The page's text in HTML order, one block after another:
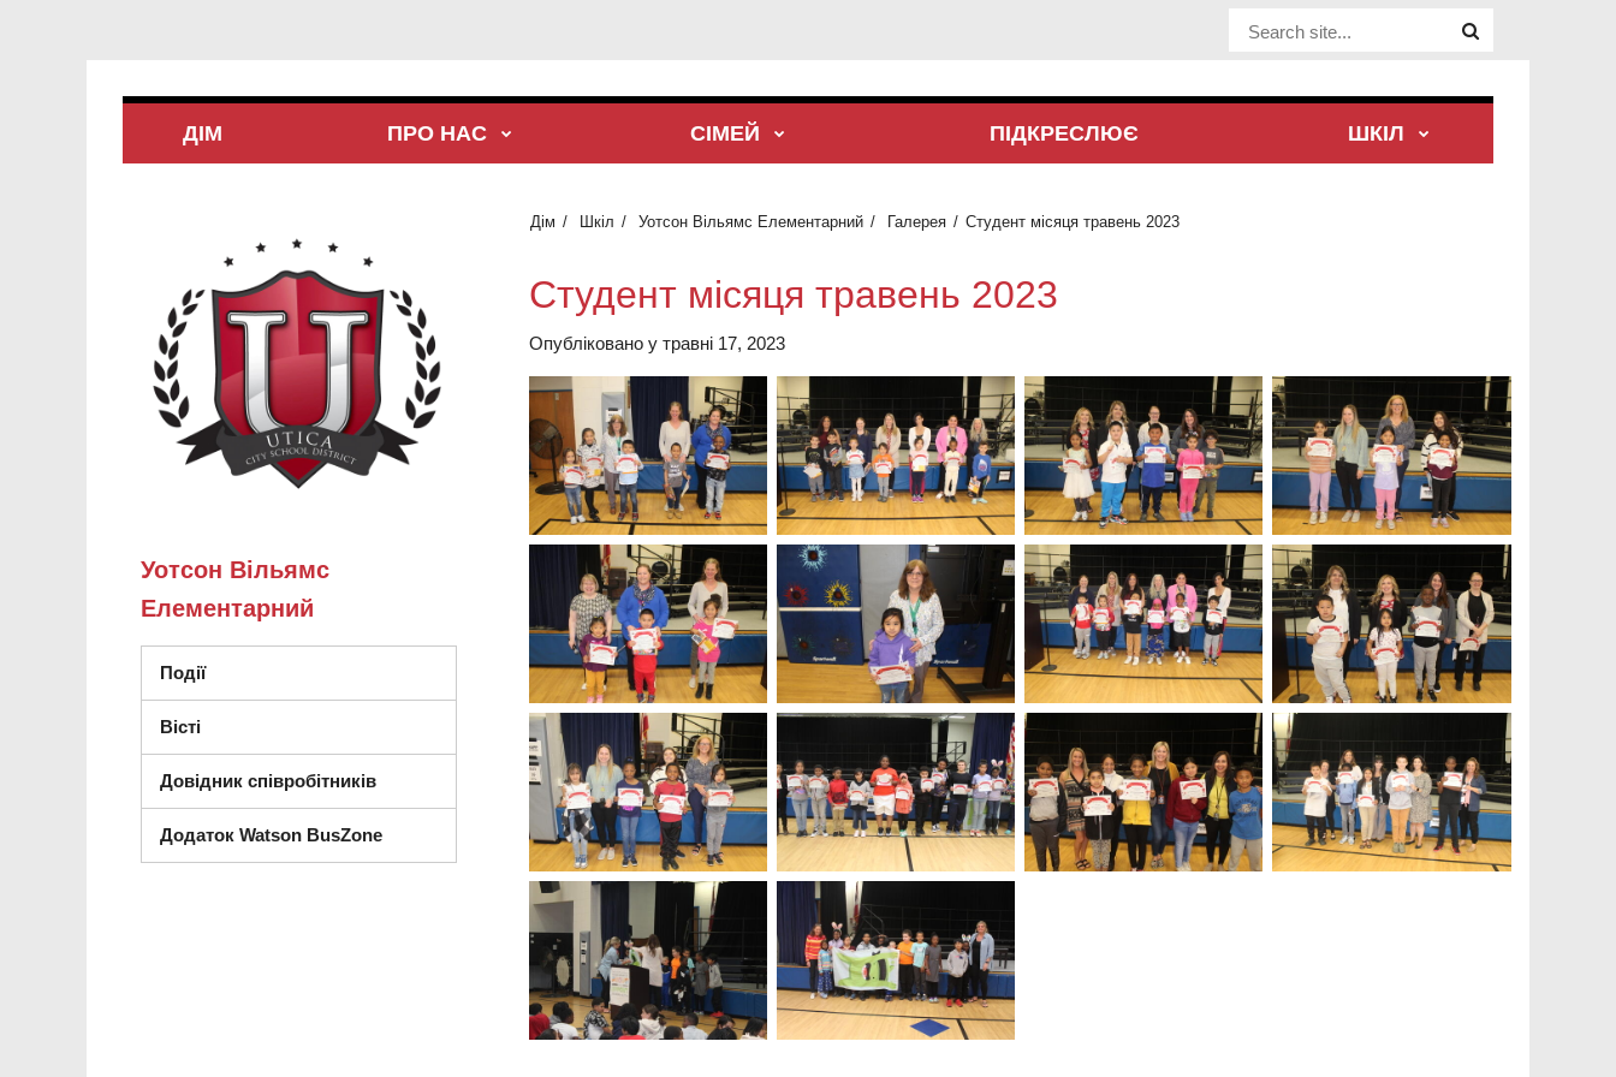
Website Site
ДІМ ПРО НАС СІМЕЙ ПІДКРЕСЛЮЄ ШКІЛ
Дім Шкіл Уотсон Вільямс Елементарний Галерея Студент місяця травень 2023
Студент місяця травень 2023
Опубліковано у травні 17, 2023
Уотсон Вільямс
Елементарний
Події
Вісті
Довідник співробітників
Додаток Watson BusZone